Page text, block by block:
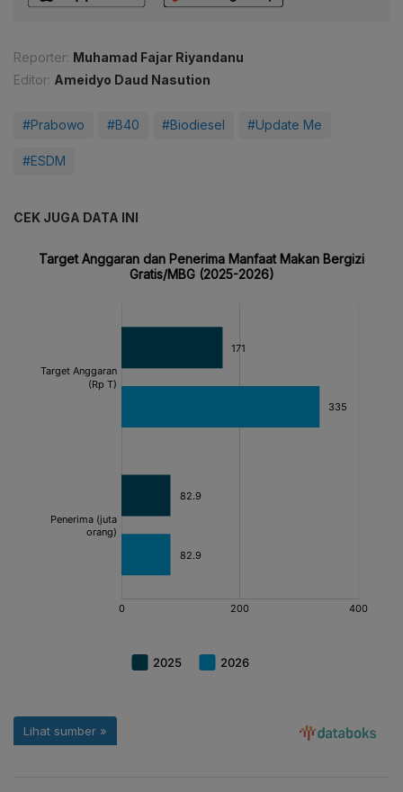
Reporter: Muhamad Fajar Riyandanu
Editor: Ameidyo Daud Nasution
#Prabowo #B40 #Biodiesel #Update Me
#ESDM
CEK JUGA DATA INI